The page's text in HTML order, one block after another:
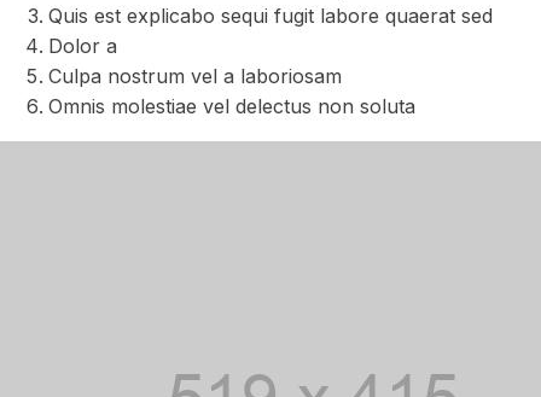
Quis est explicabo sequi fugit labore quaerat sed
Dolor a
Culpa nostrum vel a laboriosam
Omnis molestiae vel delectus non soluta